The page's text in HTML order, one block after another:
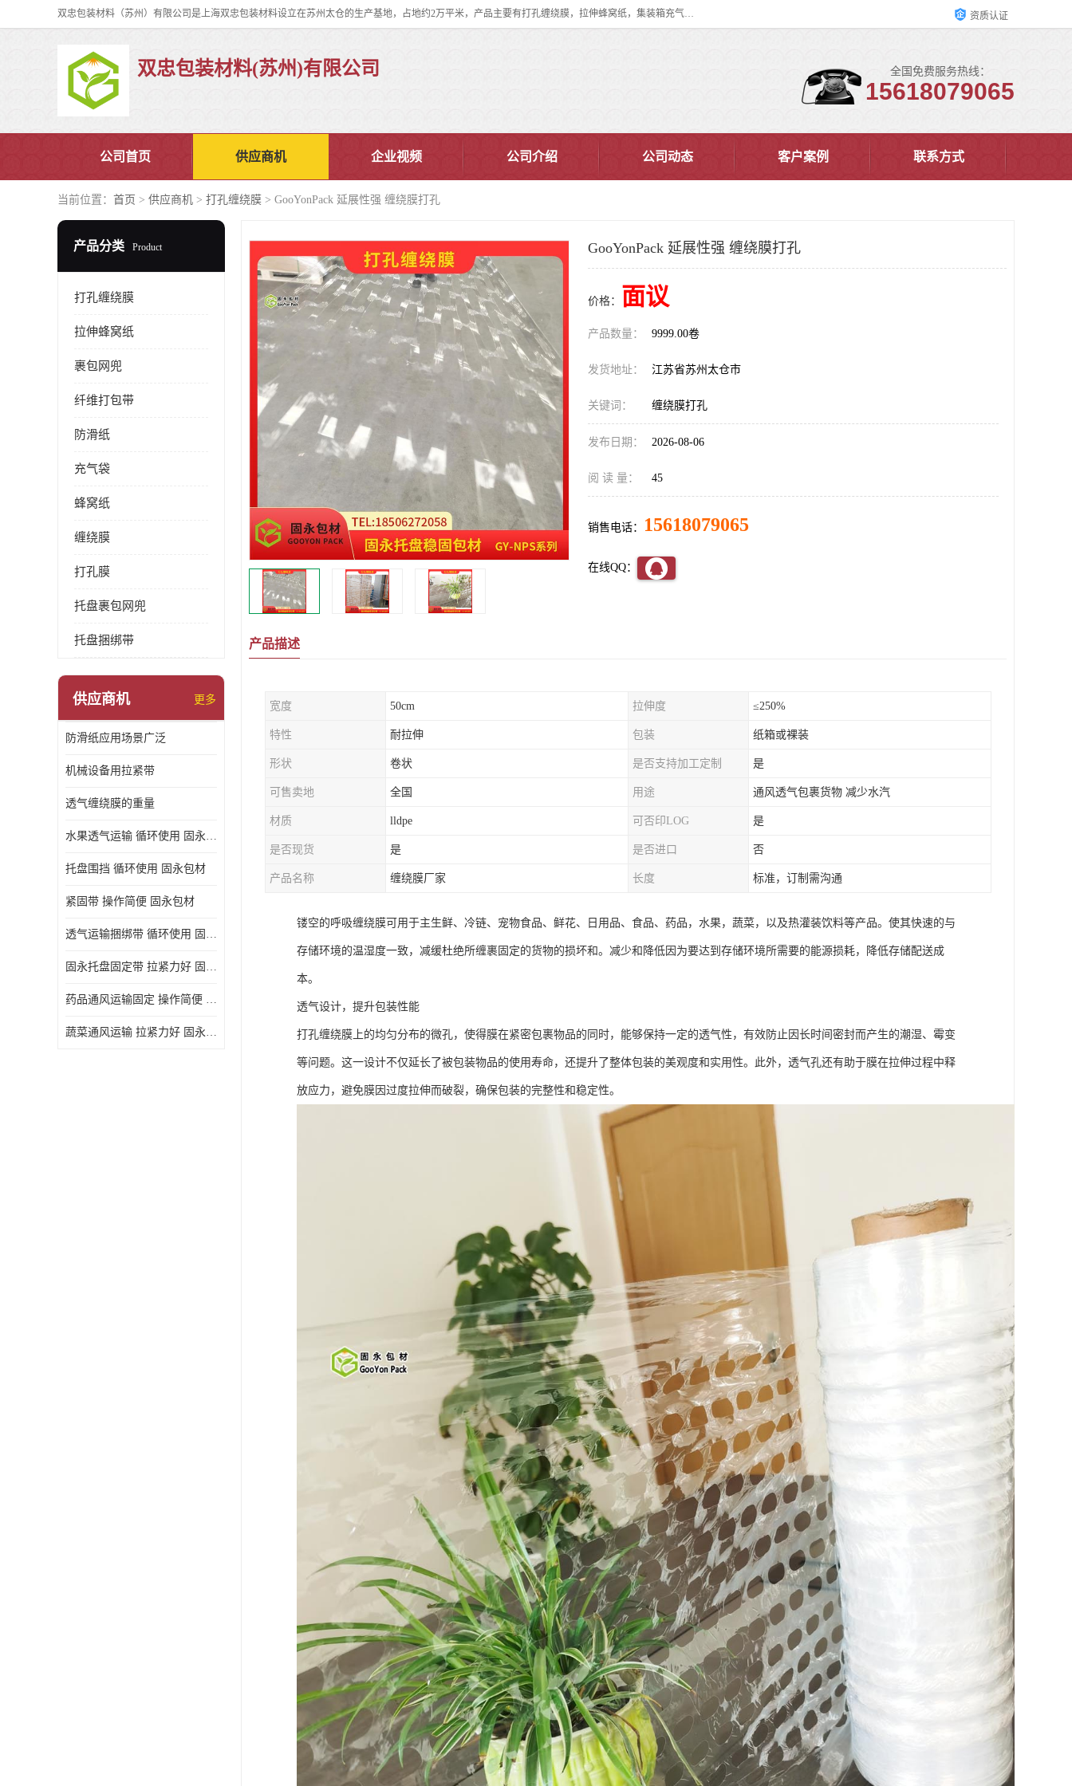
双忠包装材料（苏州）有限公司是上海双忠包装材料设立在苏州太仓的生产基地，占地约2万平米，产品主要有打孔缠绕膜，拉伸蜂窝纸，集装箱充气袋，滑托板，打包带，裹包网兜，防滑纸等箱体和托盘的运输和保护性包材。固永包材®，GooYon Pack®，是我们保护性包装材料的专属品牌。 资质认证
双忠包装材料(苏州)有限公司 全国免费服务热线：
15618079065
公司首页 供应商机 企业视频 公司介绍 公司动态 客户案例 联系方式
当前位置： 首页 > 供应商机 > 打孔缠绕膜 > GooYonPack 延展性强 缠绕膜打孔
产品分类 Product
打孔缠绕膜
拉伸蜂窝纸
裹包网兜
纤维打包带
防滑纸
充气袋
蜂窝纸
缠绕膜
打孔膜
托盘裹包网兜
托盘捆绑带
供应商机 更多
防滑纸应用场景广泛
机械设备用拉紧带
透气缠绕膜的重量
水果透气运输 循环使用 固永包材
托盘围挡 循环使用 固永包材
紧固带 操作简便 固永包材
透气运输捆绑带 循环使用 固永包材
固永托盘固定带 拉紧力好 固永包材
药品通风运输固定 操作简便 固永包材
蔬菜通风运输 拉紧力好 固永包材
GooYonPack 延展性强 缠绕膜打孔
价格： 面议
产品数量： 9999.00卷
发货地址： 江苏省苏州太仓市
关键词： 缠绕膜打孔
发布日期： 2026-08-06
阅 读 量： 45
销售电话： 15618079065
在线QQ：
产品描述
宽度 50cm 拉伸度 ≤250%
特性 耐拉伸 包装 纸箱或裸装
形状 卷状 是否支持加工定制 是
可售卖地 全国 用途 通风透气包裹货物 减少水汽
材质 lldpe 可否印LOG 是
是否现货 是 是否进口 否
产品名称 缠绕膜厂家 长度 标准，订制需沟通
镂空的呼吸缠绕膜可用于主生鲜、冷链、宠物食品、鲜花、日用品、食品、药品，水果，蔬菜，以及热灌装饮料等产品。使其快速的与
存储环境的温湿度一致，减缓杜绝所缠裹固定的货物的损坏和。减少和降低因为要达到存储环境所需要的能源损耗，降低存储配送成
本。
透气设计，提升包装性能
打孔缠绕膜上的均匀分布的微孔，使得膜在紧密包裹物品的同时，能够保持一定的透气性，有效防止因长时间密封而产生的潮湿、霉变
等问题。这一设计不仅延长了被包装物品的使用寿命，还提升了整体包装的美观度和实用性。此外，透气孔还有助于膜在拉伸过程中释
放应力，避免膜因过度拉伸而破裂，确保包装的完整性和稳定性。